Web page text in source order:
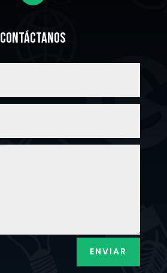
Contáctanos
ENVIAR